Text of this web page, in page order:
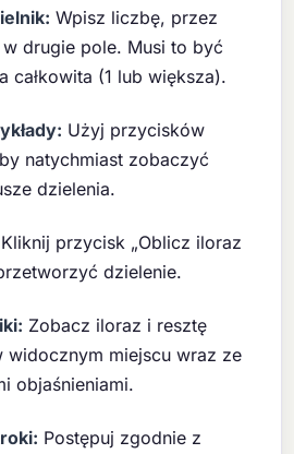
Wpisz liczbę, przez
drugie pole. Musi to być
całkowita (1 lub większa).
Użyj przycisków
natychmiast zobaczyć
dzielenia.
Kliknij przycisk „Oblicz iloraz
dzielenie.
Zobacz iloraz i resztę
widocznym miejscu wraz ze
objaśnieniami.
Postępuj zgodnie z